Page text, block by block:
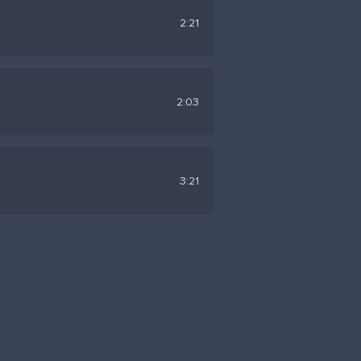
2:21
2:03
3:21